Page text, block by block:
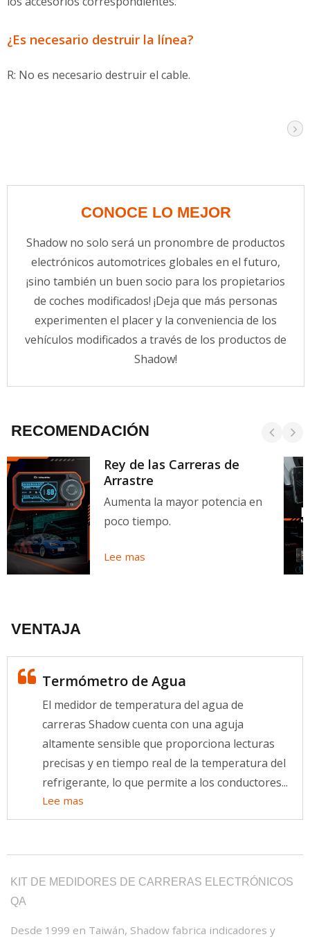
¿Es necesario destruir la línea?
R: No es necesario destruir el cable.
CONOCE LO MEJOR
Shadow no solo será un pronombre de productos
electrónicos automotrices globales en el futuro,
¡sino también un buen socio para los propietarios
de coches modificados! ¡Deja que más personas
experimenten el placer y la conveniencia de los
vehículos modificados a través de los productos de
Shadow!
RECOMENDACIÓN
Rey de las Carreras de
Arrastre
Aumenta la mayor potencia en
poco tiempo.
Lee mas
VENTAJA
Termómetro de Agua
El medidor de temperatura del agua de
carreras Shadow cuenta con una aguja
altamente sensible que proporciona lecturas
precisas y en tiempo real de la temperatura del
refrigerante, lo que permite a los conductores...
Lee mas
KIT DE MEDIDORES DE CARRERAS ELECTRÓNICOS
QA
Desde 1999 en Taiwán, Shadow fabrica indicadores y